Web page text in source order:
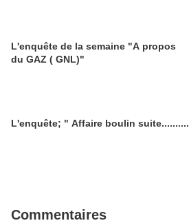
L'enquête de la semaine "A propos
du GAZ ( GNL)"
L'enquête; " Affaire boulin suite..........
Commentaires